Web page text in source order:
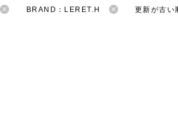
BRAND：LERET.H 更新が古い